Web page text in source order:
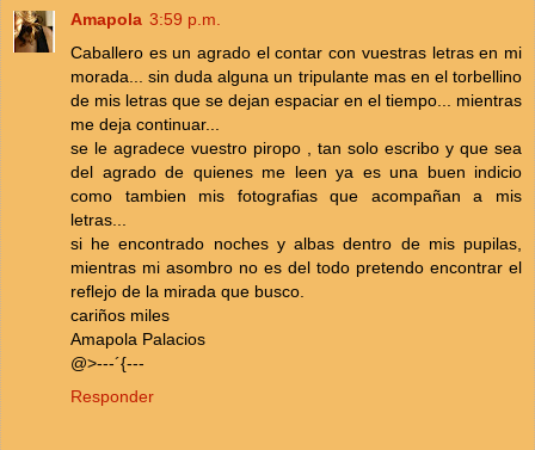
Amapola 3:59 p.m.
Caballero es un agrado el contar con vuestras letras en mi
morada... sin duda alguna un tripulante mas en el torbellino
de mis letras que se dejan espaciar en el tiempo... mientras
me deja continuar...
se le agradece vuestro piropo , tan solo escribo y que sea
del agrado de quienes me leen ya es una buen indicio
como tambien mis fotografias que acompañan a mis
letras...
si he encontrado noches y albas dentro de mis pupilas,
mientras mi asombro no es del todo pretendo encontrar el
reflejo de la mirada que busco.
cariños miles
Amapola Palacios
@>---´{---
Responder